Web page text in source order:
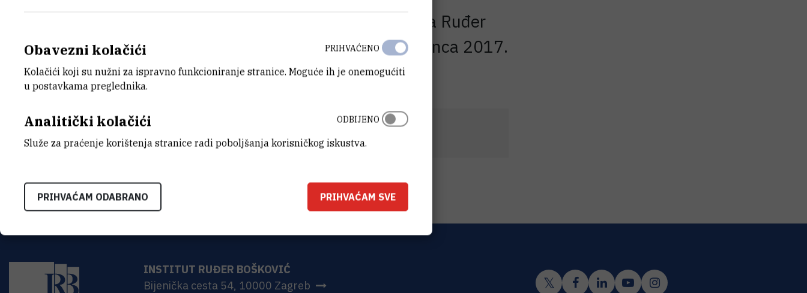
Zapisnik s 31. sjednice Upravnog vijeća Instituta Ruđer
Bošković održane elektroničkim putem 29. prosinca 2017.
godine.
INSTITUT RUĐER BOŠKOVIĆ
Bijenička cesta 54, 10000 Zagreb
Obavezni kolačići
Kolačići koji su nužni za ispravno funkcioniranje stranice. Moguće ih je onemogućiti
u postavkama preglednika.
PRIHVAĆENO
Analitički kolačići
Služe za praćenje korištenja stranice radi poboljšanja korisničkog iskustva.
ODBIJENO
PRIHVAĆAM ODABRANO PRIHVAĆAM SVE